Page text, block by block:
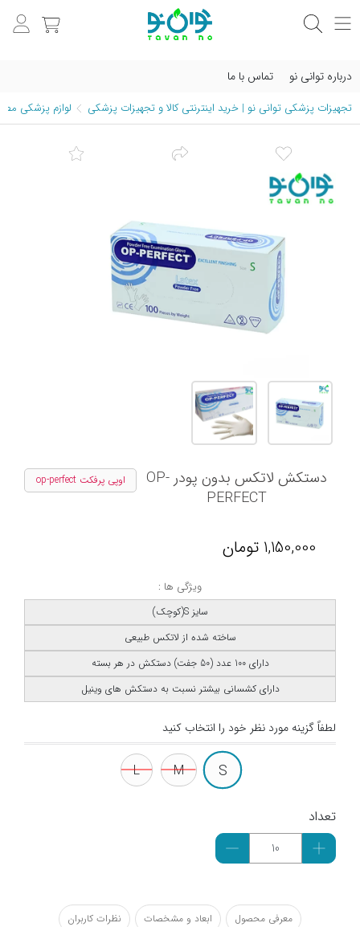
درباره توانی نو تماس با ما
تجهیزات پزشکی توانی نو | خرید اینترنتی کالا و تجهیزات پزشکی لوازم پزشکی
اوپی پرفکت op-perfect
دستکش لاتکس بدون پودر OP-
PERFECT
1,150,000 تومان
ویژگی ها :
سایز S(کوچک)
ساخته شده از لاتکس طبیعی
دارای 100 عدد (50 جفت) دستکش در هر بسته
دارای کشسانی بیشتر نسبت به دستکش های وینیل
لطفاً گزینه مورد نظر خود را انتخاب کنید
S
M
L
تعداد
معرفی محصول ابعاد و مشخصات نظرات کاربران